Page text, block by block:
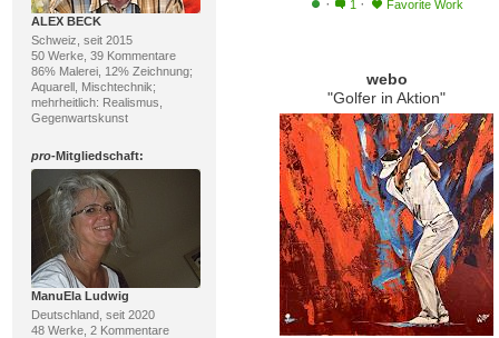
ALEX BECK
Schweiz, seit 2015
50 Werke, 39 Kommentare
86% Malerei, 12% Zeichnung;
Aquarell, Mischtechnik;
mehrheitlich: Realismus,
Gegenwartskunst
pro-Mitgliedschaft:
ManuEla Ludwig
Deutschland, seit 2020
48 Werke, 2 Kommentare
1 Favorite Work
webo
"Golfer in Aktion"